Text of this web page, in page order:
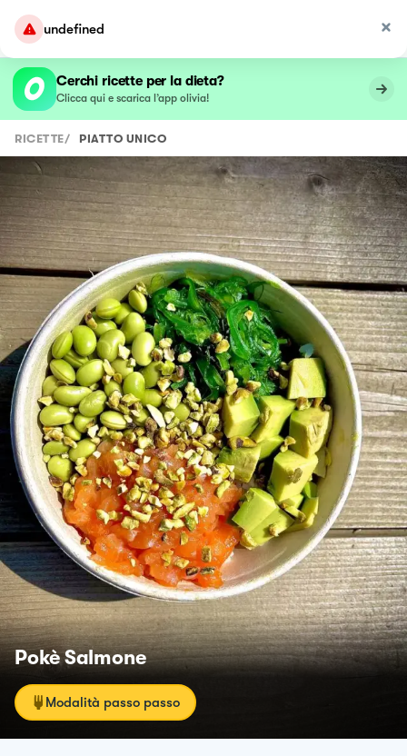
undefined
Cerchi ricette per la dieta?
Clicca qui e scarica l’app olivia!
RICETTE/ PIATTO UNICO
Pokè Salmone
Modalità passo passo